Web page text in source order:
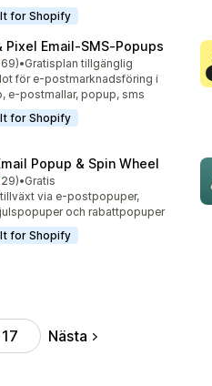
for Shopify
Pixel Email‑SMS‑Popups
stjärnor
totalt
•Gratisplan tillgänglig
för e-postmarknadsföring i
e-postmallar, popup, sms
for Shopify
Popup & Spin Wheel
stjärnor
totalt
•Gratis
via e-postpopuper,
och rabattpopuper
for Shopify
17 Nästa